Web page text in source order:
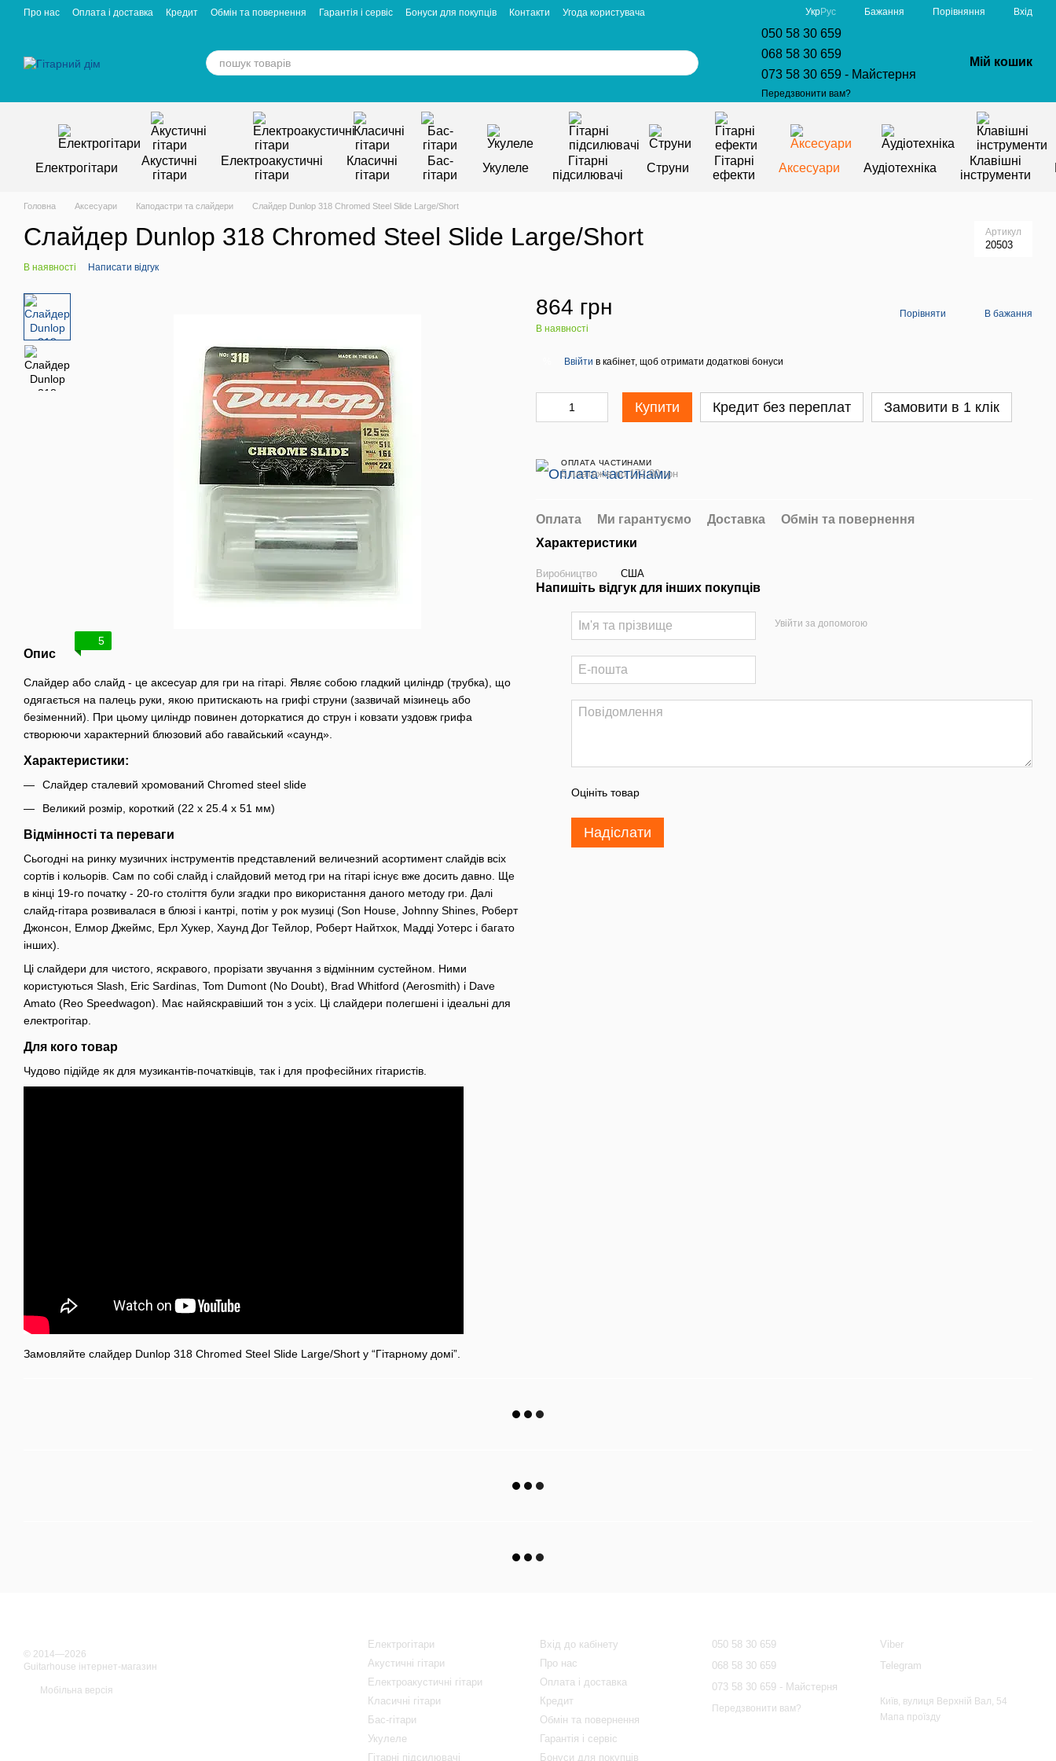
Перейти к основному контенту
Про нас Оплата і доставка Кредит Обмін та повернення Гарантія і сервіс Бонуси для покупців Контакти
Угода користувача
УкрРус Бажання Порівняння Вхід
050 58 30 659
068 58 30 659
073 58 30 659 - Майстерня
Передзвонити вам?
Мій кошик
Електрогітари
Акустичні
гітари
Електроакустичні
гітари
Класичні
гітари
Бас-
гітари
Укулеле
Гітарні
підсилювачі
Струни
Гітарні
ефекти
Аксесуари Аудіотехніка
Клавішні
інструменти
Головна Аксесуари Каподастри та слайдери Слайдер Dunlop 318 Chromed Steel Slide Large/Short
Слайдер Dunlop 318 Chromed Steel Slide Large/Short Артикул
20503
В наявності Написати відгук
5
Опис
Слайдер або слайд - це аксесуар для гри на гітарі. Являє собою гладкий циліндр (трубка), що
одягається на палець руки, якою притискають на грифі струни (зазвичай мізинець або
безіменний). При цьому циліндр повинен доторкатися до струн і ковзати уздовж грифа
створюючи характерний блюзовий або гавайський «саунд».
Характеристики:
Слайдер сталевий хромований Chromed steel slide
Великий розмір, короткий (22 x 25.4 x 51 мм)
Відмінності та переваги
Сьогодні на ринку музичних інструментів представлений величезний асортимент слайдів всіх
сортів і кольорів. Сам по собі слайд і слайдовий метод гри на гітарі існує вже досить давно. Ще
в кінці 19-го початку - 20-го століття були згадки про використання даного методу гри. Далі
слайд-гітара розвивалася в блюзі і кантрі, потім у рок музиці (Son House, Johnny Shines, Роберт
Джонсон, Елмор Джеймс, Ерл Хукер, Хаунд Дог Тейлор, Роберт Найтхок, Мадді Уотерс і багато
інших).
Ці слайдери для чиcтого, яскравого, прорізати звучання з відмінним сустейном. Ними
користуються Slash, Eric Sardinas, Tom Dumont (No Doubt), Brad Whitford (Aerosmith) і Dave
Amato (Reo Speedwagon). Має найяскравіший тон з усіх. Ці слайдери полегшені і ідеальні для
електрогітар.
Для кого товар
Чудово підійде як для музикантів-початківців, так і для професійних гітаристів.
Замовляйте слайдер Dunlop 318 Chromed Steel Slide Large/Short у “Гітарному домі”.
864 грн
В наявності
Порівняти В бажання
Ввійти в кабінет, щоб отримати додаткові бонуси
Купити Кредит без переплат Замовити в 1 клік
ОПЛАТА ЧАСТИНАМИ
5 платежів по 172.80 грн
Оплата Ми гарантуємо Доставка
Обмін та повернення
Характеристики
Виробництво США
Напишіть відгук для інших покупців
Увійти за допомогою
Оцініть товар
Надіслати
© 2014—2026
Guitarhouse інтернет-магазин
Мобільна версія
Електрогітари
Акустичні гітари
Електроакустичні гітари
Класичні гітари
Бас-гітари
Укулеле
Гітарні підсилювачі
Вхід до кабінету
Про нас
Оплата і доставка
Кредит
Обмін та повернення
Гарантія і сервіс
Бонуси для покупців
050 58 30 659
068 58 30 659
073 58 30 659 - Майстерня
Передзвонити вам?
Viber
Telegram
Київ, вулиця Верхній Вал, 54
Мапа проїзду